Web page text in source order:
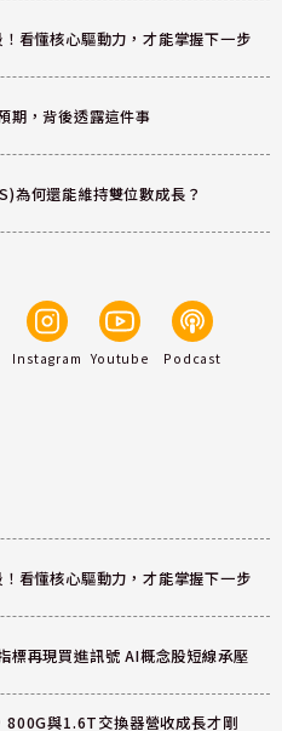
看懂核心驅動力，才能掌握下一步
期，背後透露這件事
為何還能維持雙位數成長？
Instagram Youtube Podcast
看懂核心驅動力，才能掌握下一步
標再現買進訊號 AI概念股短線承壓
與1.6T交換器營收成長才剛